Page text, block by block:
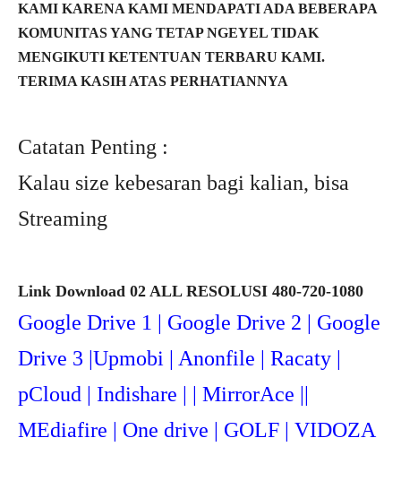
KAMI KARENA KAMI MENDAPATI ADA BEBERAPA
KOMUNITAS YANG TETAP NGEYEL TIDAK
MENGIKUTI KETENTUAN TERBARU KAMI.
TERIMA KASIH ATAS PERHATIANNYA
Catatan Penting :
Kalau size kebesaran bagi kalian, bisa
Streaming
Link Download 02 ALL RESOLUSI 480-720-1080
Google Drive 1 | Google Drive 2 | Google
Drive 3 |Upmobi | Anonfile | Racaty |
pCloud | Indishare | | MirrorAce ||
MEdiafire | One drive | GOLF | VIDOZA